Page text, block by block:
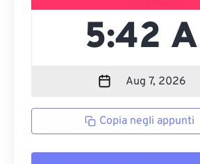
Copia negli appunti